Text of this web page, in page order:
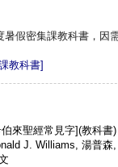
暑假密集課教科書，因
教科書]
來聖經常見字](教科書)
J. Williams, 湯普森